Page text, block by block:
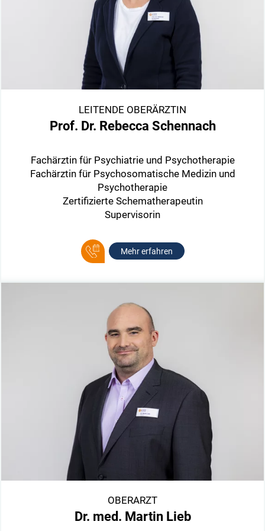
LEITENDE OBERÄRZTIN
Prof. Dr. Rebecca Schennach
Fachärztin für Psychiatrie und Psychotherapie
Fachärztin für Psychosomatische Medizin und
Psychotherapie
Zertifizierte Schematherapeutin
Supervisorin
Mehr erfahren
OBERARZT
Dr. med. Martin Lieb